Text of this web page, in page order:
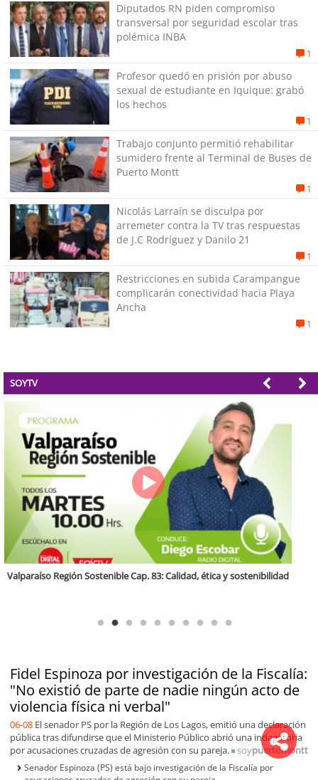
Diputados RN piden compromiso
transversal por seguridad escolar tras
polémica INBA
1
Profesor quedó en prisión por abuso
sexual de estudiante en Iquique: grabó
los hechos
1
Trabajo conjunto permitió rehabilitar
sumidero frente al Terminal de Buses de
Puerto Montt
1
Nicolás Larraín se disculpa por
arremeter contra la TV tras respuestas
de J.C Rodríguez y Danilo 21
1
Restricciones en subida Carampangue
complicarán conectividad hacia Playa
Ancha
1
SOYTV
Fidel Espinoza por investigación de la Fiscalía:
"No existió de parte de nadie ningún acto de
violencia física ni verbal"
06-08 El senador PS por la Región de Los Lagos, emitió una declaración
pública tras difundirse que el Ministerio Público abrió una indagatoria
por acusaciones cruzadas de agresión con su pareja.
soypuertomontt
Senador Espinoza (PS) está bajo investigación de la Fiscalía por